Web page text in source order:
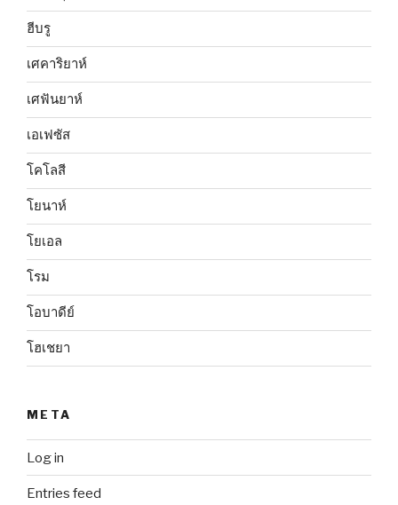
ฮีบรู
เศคาริยาห์
เศฟันยาห์
เอเฟซัส
โคโลสี
โยนาห์
โยเอล
โรม
โอบาดีย์
โฮเชยา
META
Log in
Entries feed